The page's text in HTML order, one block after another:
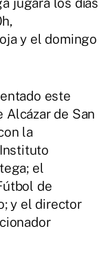
y el domingo
este
de San
la
el
de
y el director